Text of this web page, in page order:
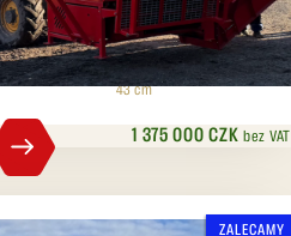
Maks. średnica
43 cm
1 375 000 CZKbez VAT
ZALECAMY